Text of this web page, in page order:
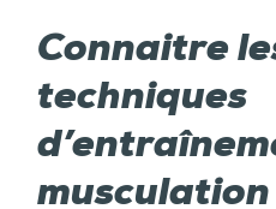
Connaitre
techniques